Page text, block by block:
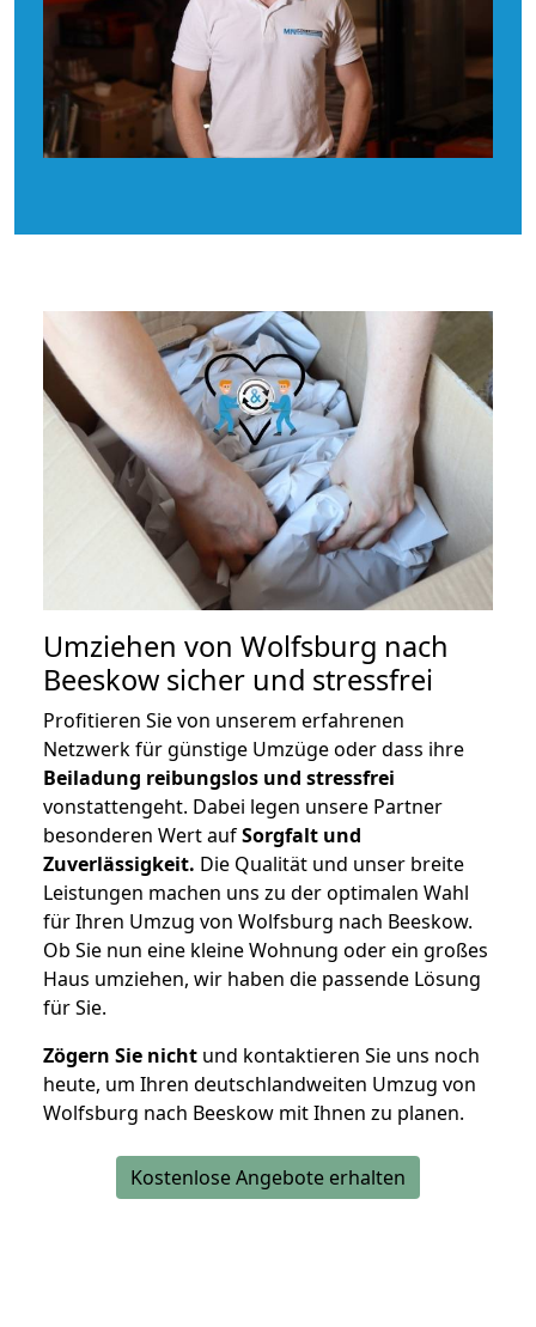
Umziehen von Wolfsburg nach
Beeskow sicher und stressfrei
Profitieren Sie von unserem erfahrenen
Netzwerk für günstige Umzüge oder dass ihre
Beiladung reibungslos und stressfrei
vonstattengeht. Dabei legen unsere Partner
besonderen Wert aufSorgfalt und
Zuverlässigkeit. Die Qualität und unser breite
Leistungen machen uns zu der optimalen Wahl
für Ihren Umzug von Wolfsburg nach Beeskow.
Ob Sie nun eine kleine Wohnung oder ein großes
Haus umziehen, wir haben die passende Lösung
für Sie.
Zögern Sie nicht und kontaktieren Sie uns noch
heute, um Ihren deutschlandweiten Umzug von
Wolfsburg nach Beeskow mit Ihnen zu planen.
Kostenlose Angebote erhalten